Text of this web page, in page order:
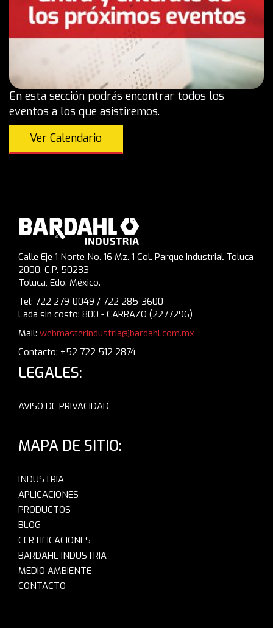
En esta sección podrás encontrar todos los
eventos a los que asistiremos.
Ver Calendario
Calle Eje 1 Norte No. 16 Mz. 1 Col. Parque Industrial Toluca
2000, C.P. 50233
Toluca, Edo. México.
Tel: 722 279-0049 / 722 285-3600
Lada sin costo: 800 - CARRAZO (2277296)
Mail: webmasterindustria@bardahl.com.mx
Contacto: +52 722 512 2874
LEGALES:
AVISO DE PRIVACIDAD
MAPA DE SITIO:
INDUSTRIA
APLICACIONES
PRODUCTOS
BLOG
CERTIFICACIONES
BARDAHL INDUSTRIA
MEDIO AMBIENTE
CONTACTO